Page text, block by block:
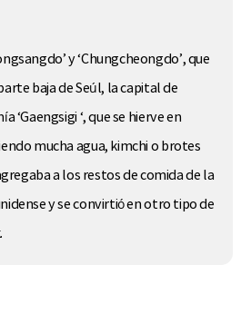
y ‘Chungcheongdo’, que
baja de Seúl, la capital de
‘Gaengsigi ‘, que se hierve en
mucha agua, kimchi o brotes
a los restos de comida de la
y se convirtió en otro tipo de